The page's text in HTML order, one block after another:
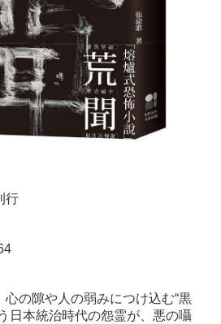
行
の隙や人の弱みにつけ込む“黒
日本統治時代の怨霊が、悪の囁